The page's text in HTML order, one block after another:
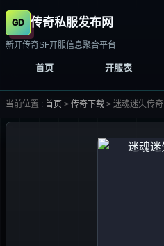
传奇私服发布网
新开传奇SF开服信息聚合平台
首页 开服表
当前位置 : 首页 > 传奇下载 > 迷魂迷失传奇